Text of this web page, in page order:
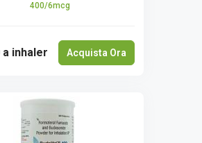
400/6mcg
a inhaler Acquista Ora